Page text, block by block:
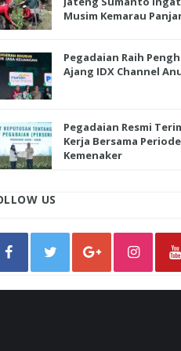
Musim Kemarau
Pegadaian Raih
Ajang IDX Channel
Pegadaian Resmi
Kerja Bersama Periode
Kemenaker
US